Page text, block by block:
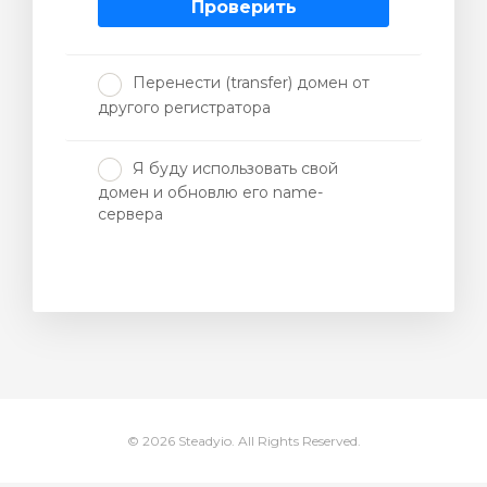
Проверить
Перенести (transfer) домен от
другого регистратора
Я буду использовать свой
домен и обновлю его name-
сервера
© 2026 Steadyio. All Rights Reserved.